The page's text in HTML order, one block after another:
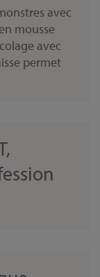
avec
mousse
avec
permet